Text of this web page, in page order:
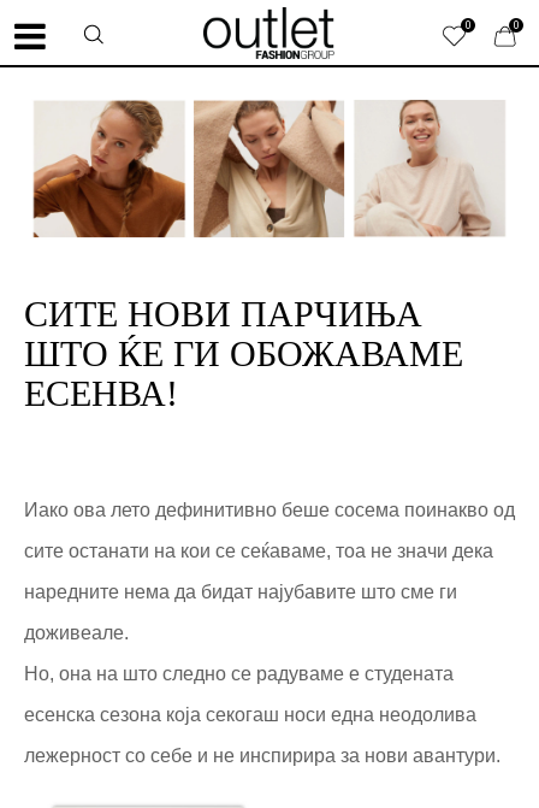
0
0
СИТЕ НОВИ ПАРЧИЊА
ШТО ЌЕ ГИ ОБОЖАВАМЕ
ЕСЕНВА!
Иако ова лето дефинитивно беше сосема поинакво од
сите останати на кои се сеќаваме, тоа не значи дека
наредните нема да бидат најубавите што сме ги
доживеале.
Но, она на што следно се радуваме е студената
есенска сезона која секогаш носи една неодолива
лежерност со себе и не инспирира за нови авантури.